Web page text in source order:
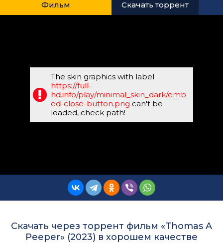
Фильм Скачать торрент
The skin graphics with label
https://full-
hd.info/play/minimal_skin_dark/emb
ed-close-button.png can't be
loaded, check path!
Скачать через торрент фильм «Thomas A
Peeper» (2023) в хорошем качестве